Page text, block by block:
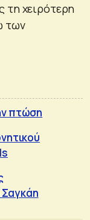
τη χειρότερη
των
πτώση